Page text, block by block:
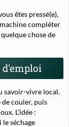
êtes pressé(e),
compléter
chose de
d'emploi
savoir-vivre local.
de couler, puis
L'idée :
séchage